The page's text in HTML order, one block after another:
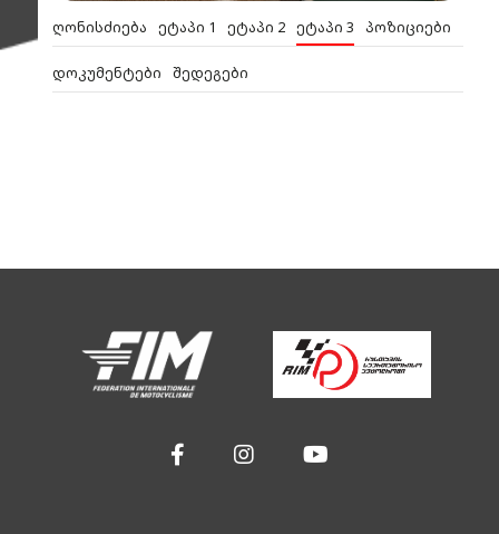
ღონისძიება ეტაპი 1 ეტაპი 2 ეტაპი 3 პოზიციები
დოკუმენტები შედეგები